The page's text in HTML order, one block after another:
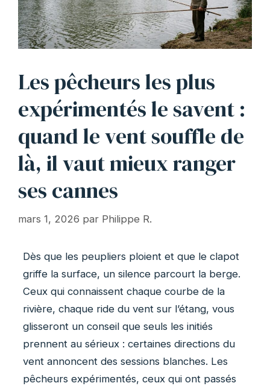
Les pêcheurs les plus
expérimentés le savent :
quand le vent souffle de
là, il vaut mieux ranger
ses cannes
mars 1, 2026 par Philippe R.
Dès que les peupliers ploient et que le clapot
griffe la surface, un silence parcourt la berge.
Ceux qui connaissent chaque courbe de la
rivière, chaque ride du vent sur l’étang, vous
glisseront un conseil que seuls les initiés
prennent au sérieux : certaines directions du
vent annoncent des sessions blanches. Les
pêcheurs expérimentés, ceux qui ont passés